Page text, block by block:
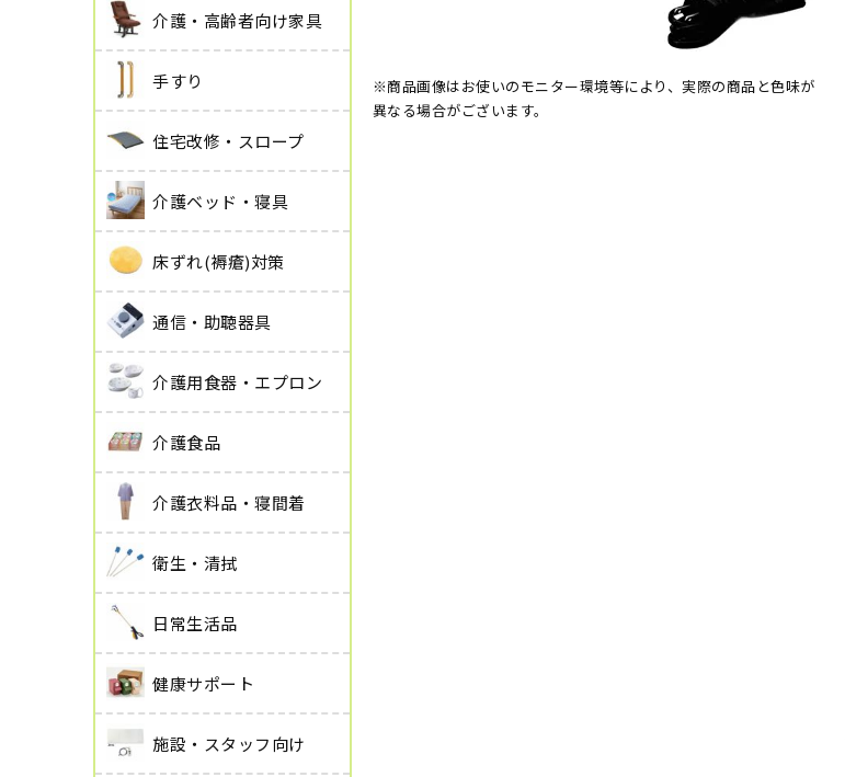
介護・高齢者向け家具
手すり
住宅改修・スロープ
介護ベッド・寝具
床ずれ(褥瘡)対策
通信・助聴器具
介護用食器・エプロン
介護食品
介護衣料品・寝間着
衛生・清拭
日常生活品
健康サポート
施設・スタッフ向け
※商品画像はお使いのモニター環境等により、実際の商品と色味が
異なる場合がございます。